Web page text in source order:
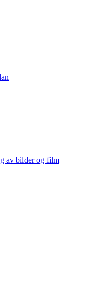
av bilder og film